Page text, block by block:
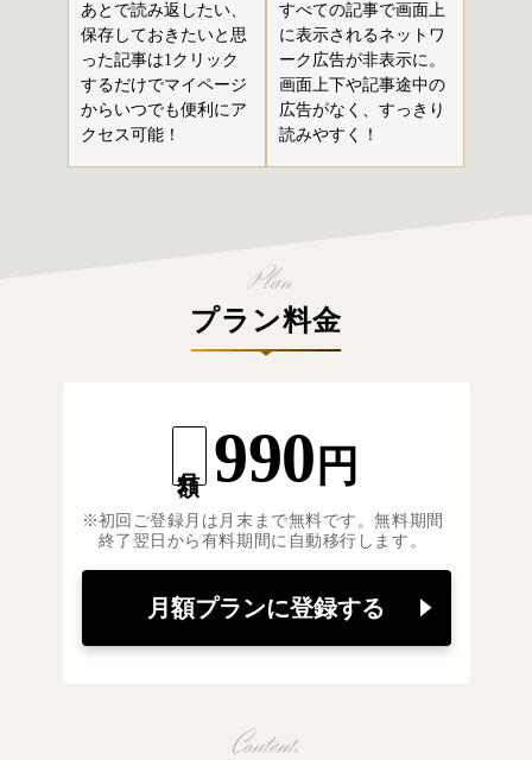
あとで読み返したい、
保存しておきたいと思
った記事は1クリック
するだけでマイページ
からいつでも便利にア
クセス可能！
すべての記事で画面上
に表示されるネットワ
ーク広告が非表示に。
画面上下や記事途中の
広告がなく、すっきり
読みやすく！
プラン料金
990 円
初回ご登録月は月末まで無料です。無料期間
終了翌日から有料期間に自動移行します。
月額プランに登録する